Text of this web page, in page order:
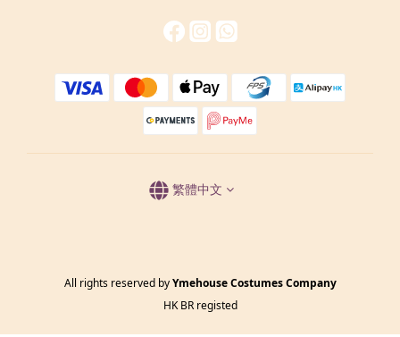
繁體中文
All rights reserved byYmehouse Costumes Company
HK BR registed